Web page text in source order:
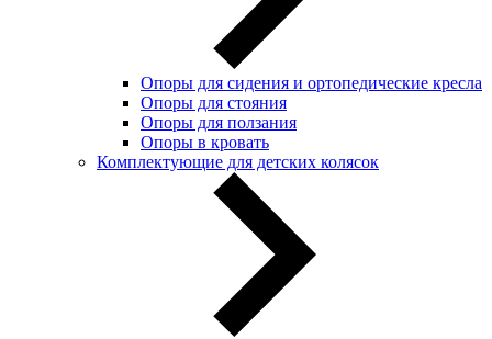
Опоры для сидения и ортопедические кресла
Опоры для стояния
Опоры для ползания
Опоры в кровать
Комплектующие для детских колясок